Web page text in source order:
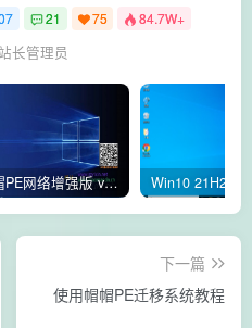
21 75 84.7W+
长管理员
帽帽PE网络增强版 v2.4版本
下一篇
使用帽帽PE迁移系统教程